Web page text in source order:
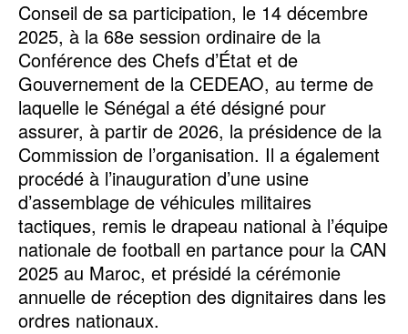
Conseil de sa participation, le 14 décembre
2025, à la 68e session ordinaire de la
Conférence des Chefs d’État et de
Gouvernement de la CEDEAO, au terme de
laquelle le Sénégal a été désigné pour
assurer, à partir de 2026, la présidence de la
Commission de l’organisation. Il a également
procédé à l’inauguration d’une usine
d’assemblage de véhicules militaires
tactiques, remis le drapeau national à l’équipe
nationale de football en partance pour la CAN
2025 au Maroc, et présidé la cérémonie
annuelle de réception des dignitaires dans les
ordres nationaux.